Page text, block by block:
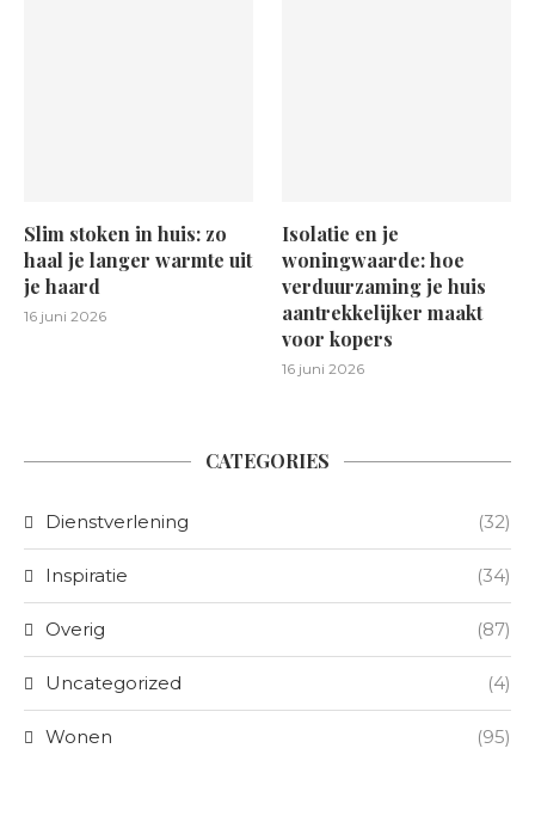
Slim stoken in huis: zo
haal je langer warmte uit
je haard
16 juni 2026
Isolatie en je
woningwaarde: hoe
verduurzaming je huis
aantrekkelijker maakt
voor kopers
16 juni 2026
CATEGORIES
Dienstverlening (32)
Inspiratie (34)
Overig (87)
Uncategorized (4)
Wonen (95)